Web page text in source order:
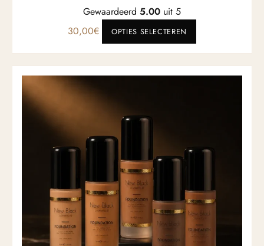
Gewaardeerd 5.00 uit 5
30,00€ OPTIES SELECTEREN